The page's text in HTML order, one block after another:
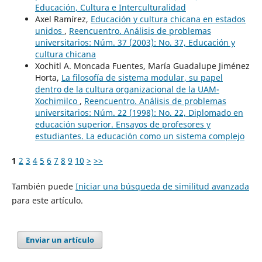
Educación, Cultura e Interculturalidad
Axel Ramírez, Educación y cultura chicana en estados
unidos , Reencuentro. Análisis de problemas
universitarios: Núm. 37 (2003): No. 37, Educación y
cultura chicana
Xochitl A. Moncada Fuentes, María Guadalupe Jiménez
Horta, La filosofía de sistema modular, su papel
dentro de la cultura organizacional de la UAM-
Xochimilco , Reencuentro. Análisis de problemas
universitarios: Núm. 22 (1998): No. 22, Diplomado en
educación superior. Ensayos de profesores y
estudiantes. La educación como un sistema complejo
1 2 3 4 5 6 7 8 9 10 > >>
También puede Iniciar una búsqueda de similitud avanzada
para este artículo.
Enviar un artículo